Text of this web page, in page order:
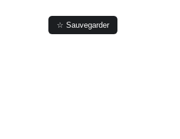
☆ Sauvegarder